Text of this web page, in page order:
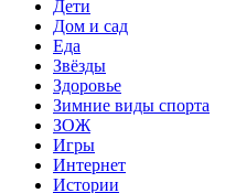
Дети
Дом и сад
Еда
Звёзды
Здоровье
Зимние виды спорта
ЗОЖ
Игры
Интернет
Истории